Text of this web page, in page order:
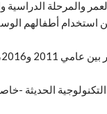
استخدام أطفالهم
الحديثة